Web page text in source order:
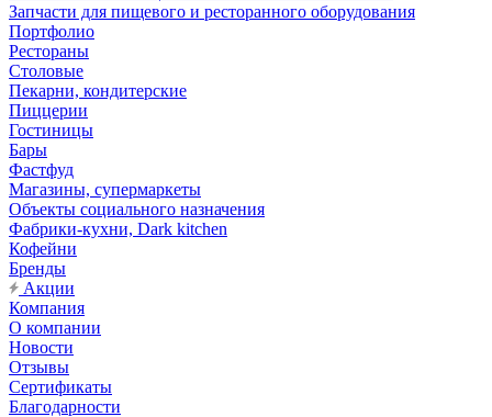
Запчасти для пищевого и ресторанного оборудования
Портфолио
Рестораны
Столовые
Пекарни, кондитерские
Пиццерии
Гостиницы
Бары
Фастфуд
Магазины, супермаркеты
Объекты социального назначения
Фабрики-кухни, Dark kitchen
Кофейни
Бренды
Акции
Компания
О компании
Новости
Отзывы
Сертификаты
Благодарности